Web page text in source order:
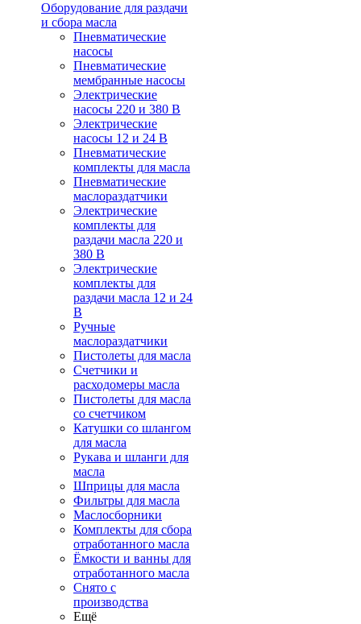
Оборудование для раздачи
и сбора масла
Пневматические
насосы
Пневматические
мембранные насосы
Электрические
насосы 220 и 380 В
Электрические
насосы 12 и 24 В
Пневматические
комплекты для масла
Пневматические
маслораздатчики
Электрические
комплекты для
раздачи масла 220 и
380 В
Электрические
комплекты для
раздачи масла 12 и 24
В
Ручные
маслораздатчики
Пистолеты для масла
Счетчики и
расходомеры масла
Пистолеты для масла
со счетчиком
Катушки со шлангом
для масла
Рукава и шланги для
масла
Шприцы для масла
Фильтры для масла
Маслосборники
Комплекты для сбора
отработанного масла
Ёмкости и ванны для
отработанного масла
Снято с
производства
Ещё